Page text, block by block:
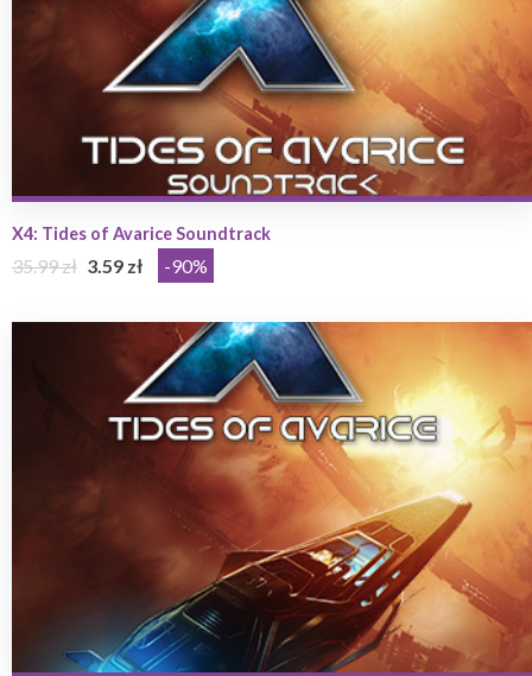
X4: Tides of Avarice Soundtrack
35.99 zł 3.59 zł -90%